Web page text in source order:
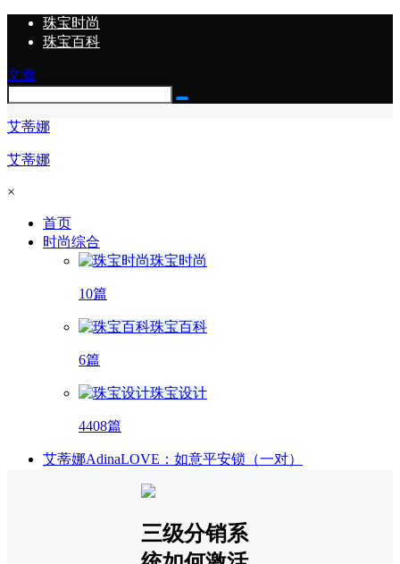
珠宝时尚
珠宝百科
文章
艾蒂娜
艾蒂娜
×
首页
时尚综合
珠宝时尚
10篇
珠宝百科
6篇
珠宝设计
4408篇
艾蒂娜AdinaLOVE：如意平安锁（一对）
三级分销系